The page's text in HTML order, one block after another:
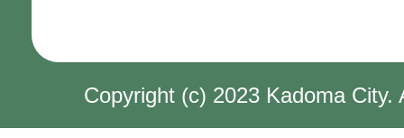
Copyright (c) 2023 Kadoma City.